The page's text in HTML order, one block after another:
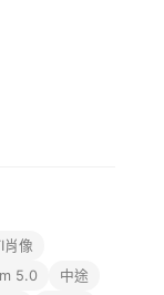
肖像
5.0 中途